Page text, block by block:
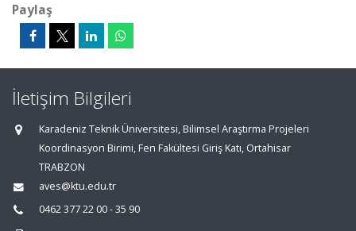
Paylaş
İletişim Bilgileri
Karadeniz Teknik Üniversitesi, Bilimsel Araştırma Projeleri
Koordinasyon Birimi, Fen Fakültesi Giriş Katı, Ortahisar
TRABZON
aves@ktu.edu.tr
0462 377 22 00 - 35 90